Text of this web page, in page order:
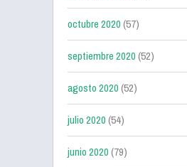
octubre 2020(57)
septiembre 2020(52)
agosto 2020(52)
julio 2020(54)
junio 2020(79)